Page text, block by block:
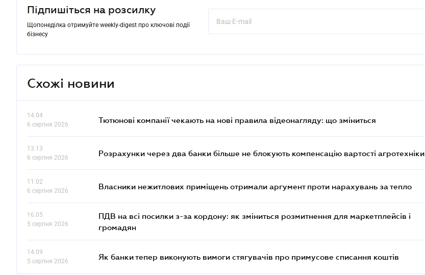
Підпишіться на розсилку
Щопонеділка отримуйте weekly-digest про ключові події
бізнесу
Схожі новини
14.04
6 серпня 2026
Тютюнові компанії чекають на нові правила відеонагляду: що зміниться
13.13
6 серпня 2026
Розрахунки через два банки більше не блокують компенсацію вартості агротехніки
11.02
6 серпня 2026
Власники нежитлових приміщень отримали аргумент проти нарахувань за тепло
16.05
5 серпня 2026
ПДВ на всі посилки з-за кордону: як зміниться розмитнення для маркетплейсів і
громадян
14.09
5 серпня 2026
Як банки тепер виконують вимоги стягувачів про примусове списання коштів